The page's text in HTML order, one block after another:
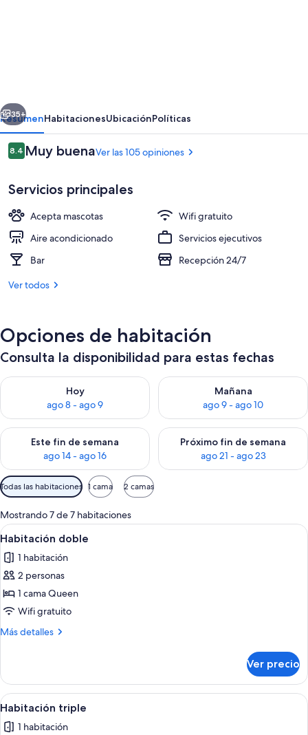
Sala de estar en el lobby
Siguiente
35+
ResumenHabitacionesUbicaciónPolíticas
Opiniones
8.48.4 de 10,
Muy buenaVer las 105 opiniones
Servicios principales
Acepta mascotas
Wifi gratuito
Aire acondicionado
Servicios ejecutivos
Bar
Recepción 24/7
Ver todos
Opciones de habitación
Consulta la disponibilidad para estas fechas
Hoy
ago 8 - ago 9
Consulta la disponibilidad para hoy ago 8 - ago 9
Mañana
ago 9 - ago 10
Consulta la disponibilidad
Este fin de semana
ago 14 - ago 16
Consulta la disponibilidad para este fin de semana ago 14 -
Próximo fin de semana
ago 21 - ago 23
Consulta la disponibilidad
Filtros
disponibles
para
las
habitaciones
Todas las habitaciones 1 cama 2 camas
Mostrando 7 de 7 habitaciones
Abrir
todas
las
fotos
de
Habitación
doble
Una cama bien hecha con una
6
Habitación doble
1 habitación
2 personas
1 cama Queen
Wifi gratuito
Más detalles
Más
doble
Ver precio
Abrir
todas
Un dormitorio con cama, sofá cama
7
Habitación triple
1 habitación